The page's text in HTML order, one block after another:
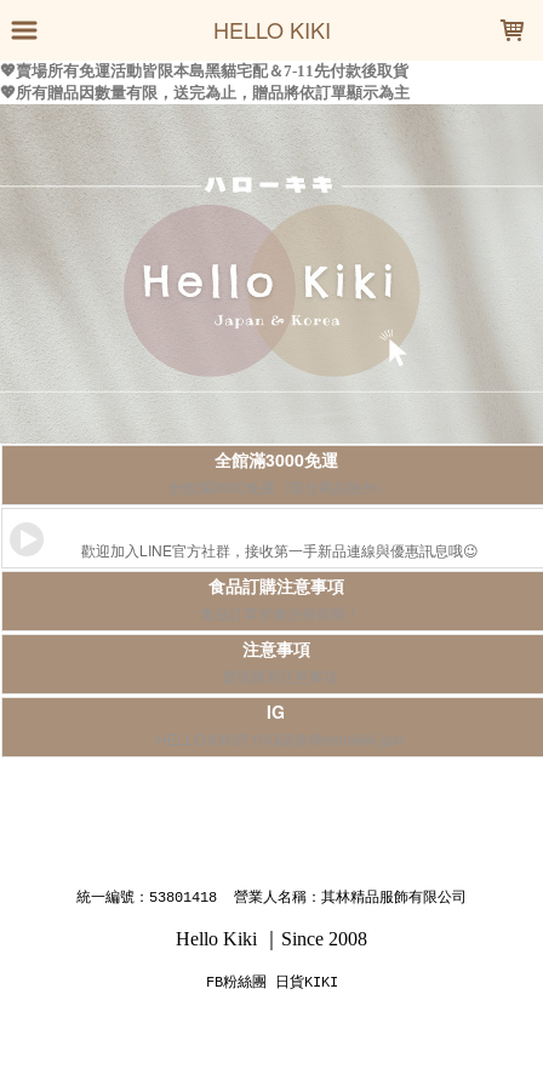
HELLO KIKI
全館滿3000免運
全館滿3000免運（部分商品除外）
歡迎加入LINE官方社群，接收第一手新品連線與優惠訊息哦😉
食品訂購注意事項
食品訂單皆無法保留喔！
注意事項
IG
HELLO KIKI官方IG請搜尋hellokiki.jpkr